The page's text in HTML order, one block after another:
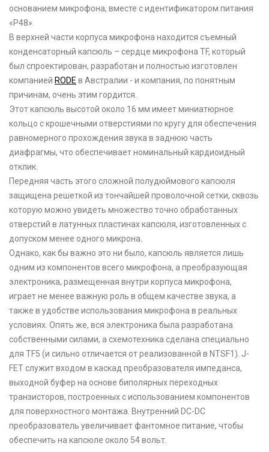
основанием микрофона, вместе с идентификатором питания
«P48».
В верхней части корпуса микрофона находится съемный
конденсаторный капсюль – сердце микрофона TF, который
был спроектирован, разработан и полностью изготовлен
компанией RODE в Австралии - и компания, по понятным
причинам, очень этим гордится.
Этот капсюль высотой около 16 мм имеет миниатюрное
кольцо с крошечными отверстиями по кругу для обеспечения
равномерного прохождения звука в заднюю часть
диафрагмы, что обеспечивает номинальный кардиоидный
отклик.
Передняя часть этого сложной полудюймового капсюля
защищена решеткой из тончайшей проволочной сетки, сквозь
которую можно увидеть множество точно обработанных
отверстий в латунных пластинах капсюля, изготовленных с
допуском менее одного микрона.
Однако, как бы важно это ни было, капсюль является лишь
одним из компонентов всего микрофона, а преобразующая
электроника, размещенная внутри корпуса микрофона,
играет не менее важную роль в общем качестве звука, а
также в удобстве использования микрофона в реальных
условиях. Опять же, вся электроника была разработана
собственными силами, а схемотехника сделана специально
для TF5 (и сильно отличается от реализованной в NTSF1). J-
FET служит входом в каскад преобразователя импеданса,
выходной буфер на основе биполярных переходных
транзисторов, построенных с использованием компонентов
для поверхностного монтажа. Внутренний DC-DC
преобразователь увеличивает фантомное питание, чтобы
обеспечить на капсюле около 54 вольт.